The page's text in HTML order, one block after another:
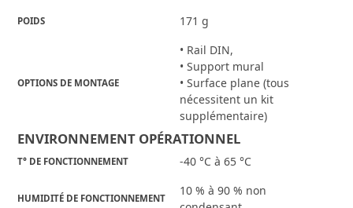
POIDS 171 g
OPTIONS DE MONTAGE
• Rail DIN,
• Support mural
• Surface plane (tous
nécessitent un kit
supplémentaire)
ENVIRONNEMENT OPÉRATIONNEL
T° DE FONCTIONNEMENT -40 °C à 65 °C
HUMIDITÉ DE FONCTIONNEMENT
10 % à 90 % non